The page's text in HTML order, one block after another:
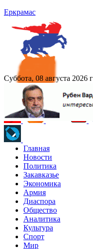
Еркрамас
Суббота, 08 августа 2026
Главная
Новости
Политика
Закавказье
Экономика
Армия
Диаспора
Общество
Аналитика
Культура
Спорт
Мир